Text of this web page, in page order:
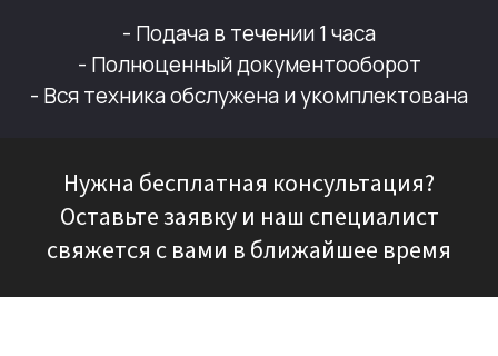
- Подача в течении 1 часа
- Полноценный документооборот
- Вся техника обслужена и укомплектована
Нужна бесплатная консультация?
Оставьте заявку и наш специалист
свяжется с вами в ближайшее время